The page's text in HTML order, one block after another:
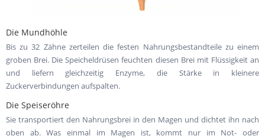
Die Mundhöhle
Bis zu 32 Zähne zerteilen die festen Nahrungsbestandteile zu einem
groben Brei. Die Speicheldrüsen feuchten diesen Brei mit Flüssigkeit an
und liefern gleichzeitig Enzyme, die Stärke in kleinere
Zuckerverbindungen aufspalten.
Die Speiseröhre
Sie transportiert den Nahrungsbrei in den Magen und dichtet ihn nach
oben ab. Was einmal im Magen ist, kommt nur im Not- oder